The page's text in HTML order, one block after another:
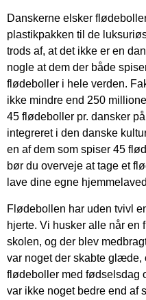
Danskerne elsker
plastikpakken til de
trods af, at det ikke er en
nogle at dem der både
flødeboller i hele verden.
ikke mindre end 250
45 flødeboller pr. dansker
integreret i den danske
en af dem som spiser 45
bør du overveje at tage et
lave dine egne
Flødebollen har uden tvivl
hjerte. Vi husker alle når en
skolen, og der blev
var noget der skabte glæde,
flødeboller med fødselsdag
var ikke noget bedre end